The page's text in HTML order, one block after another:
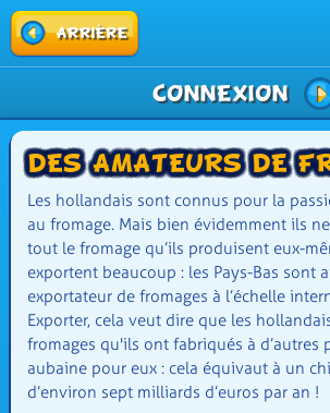
arrière
Connexion
Des amateurs de
Les hollandais sont connus pour la
au fromage. Mais bien évidemment ils
tout le fromage qu’ils produisent eux-
exportent beaucoup : les Pays-Bas sont
exportateur de fromages à l’échelle
Exporter, cela veut dire que les
fromages qu'ils ont fabriqués à d’autres
aubaine pour eux : cela équivaut à un
d’environ sept milliards d’euros par an !